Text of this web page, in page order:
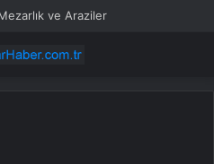
ve Araziler